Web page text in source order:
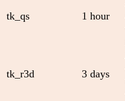
tk_qs 1 hour
tk_r3d 3 days